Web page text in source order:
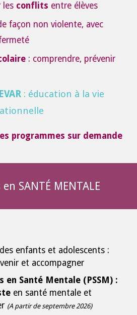
les conflits entre élèves
façon non violente, avec
: comprendre, prévenir
EVAR : éducation à la vie
programmes sur demande
en SANTÉ MENTALE
des enfants et adolescents :
et accompagner
en Santé Mentale (PSSM) :
en santé mentale et
(A partir de septembre 2026)